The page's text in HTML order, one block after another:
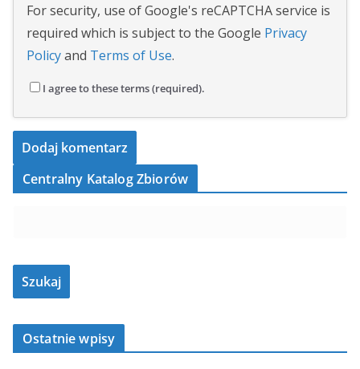
For security, use of Google's reCAPTCHA service is
required which is subject to the Google Privacy
Policyand Terms of Use.
I agree to these terms (required).
Centralny Katalog Zbiorów
Ostatnie wpisy